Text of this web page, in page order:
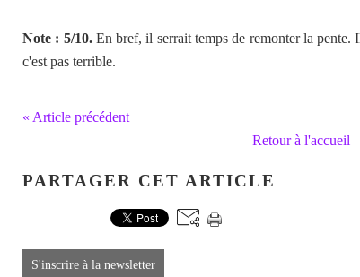
Note : 5/10.En bref, il serrait temps de remonter la pente.
c'est pas terrible.
« Article précédent
Retour à l'accueil
PARTAGER CET ARTICLE
S'inscrire à la newsletter